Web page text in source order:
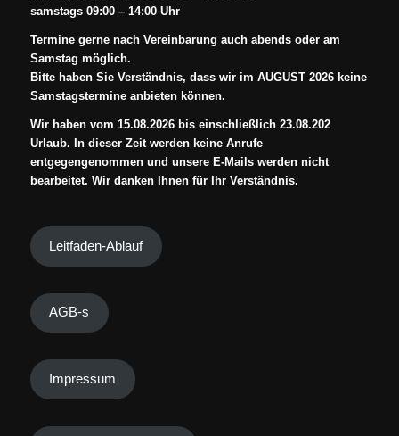
samstags 09:00 – 14:00 Uhr
Termine gerne nach Vereinbarung auch abends oder am
Samstag möglich.
Bitte haben Sie Verständnis, dass wir im AUGUST 2026 keine
Samstagstermine anbieten können.
Wir haben vom 15.08.2026 bis einschließlich 23.08.202
Urlaub. In dieser Zeit werden keine Anrufe
entgegengenommen und unsere E-Mails werden nicht
bearbeitet. Wir danken Ihnen für Ihr Verständnis.
Leitfaden-Ablauf
AGB-s
Impressum